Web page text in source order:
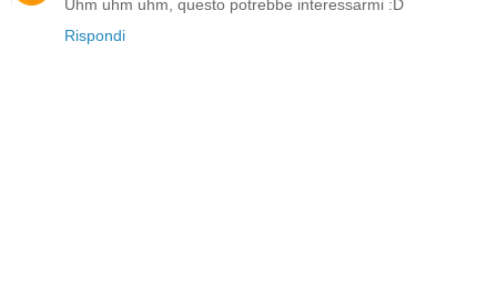
Uhm uhm uhm, questo potrebbe interessarmi :D
Rispondi